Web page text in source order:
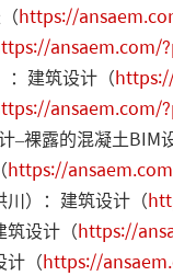
https://
ansaem.com/
：建筑设计（
ansaem.com/
–裸露的混凝土BIM
https://
）：建筑设计（
设计（https://
计（https://